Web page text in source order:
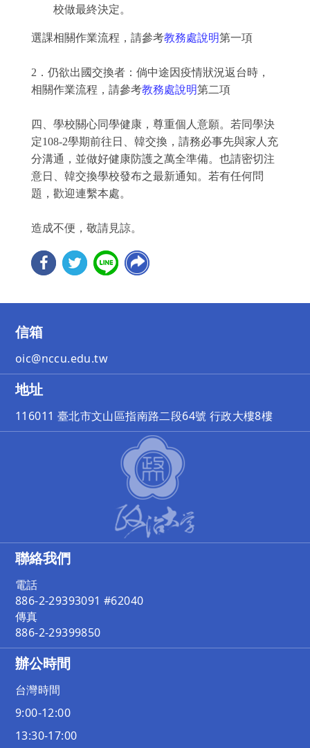
校做最終決定。
選課相關作業流程，請參考教務處說明第一項
2．仍欲出國交換者：倘中途因疫情狀況返台時，
相關作業流程，請參考教務處說明第二項
四、學校關心同學健康，尊重個人意願。若同學決
定108-2學期前往日、韓交換，請務必事先與家人充
分溝通，並做好健康防護之萬全準備。也請密切注
意日、韓交換學校發布之最新通知。若有任何問
題，歡迎連繫本處。
造成不便，敬請見諒。
信箱
oic@nccu.edu.tw
地址
116011 臺北市文山區指南路二段64號 行政大樓8樓
聯絡我們
電話
886-2-29393091 #62040
傳真
886-2-29399850
辦公時間
台灣時間
9:00-12:00
13:30-17:00